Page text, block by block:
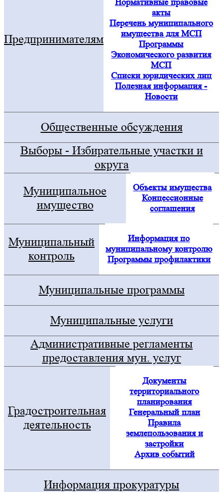
Предпринимателям
акты
Перечень муниципального
имущества для МСП
Программы
Экономического развития
МСП
Списки юридических лиц
Полезная информация -
Новости
Общественные обсуждения
Выборы - Избирательные участки и
округа
Муниципальное
имущество
Объекты имущества
Концессионные
соглашения
Муниципальный
контроль
Информация по
муниципальному контролю
Программы профилактики
Муниципальные программы
Муниципальные услуги
Административные регламенты
предоставления мун. услуг
Градостроительная
деятельность
Документы
территориального
планирования
Генеральный план
Правила
землепользования и
застройки
Архив событий
Информация прокуратуры